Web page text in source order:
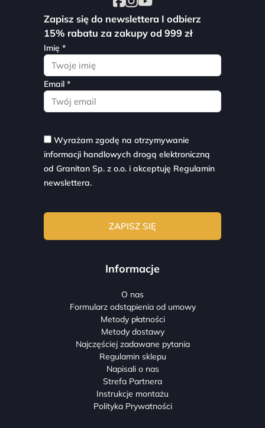
Zapisz się do newslettera I odbierz
15% rabatu za zakupy od 999 zł
Imię *
Email *
Wyrażam zgodę na otrzymywanie
informacji handlowych drogą elektroniczną
od Granitan Sp. z o.o. i akceptuję Regulamin
newslettera.
Informacje
O nas
Formularz odstąpienia od umowy
Metody płatności
Metody dostawy
Najczęściej zadawane pytania
Regulamin sklepu
Napisali o nas
Strefa Partnera
Instrukcje montażu
Polityka Prywatności